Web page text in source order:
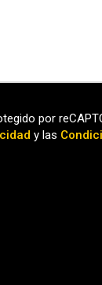
por
y las